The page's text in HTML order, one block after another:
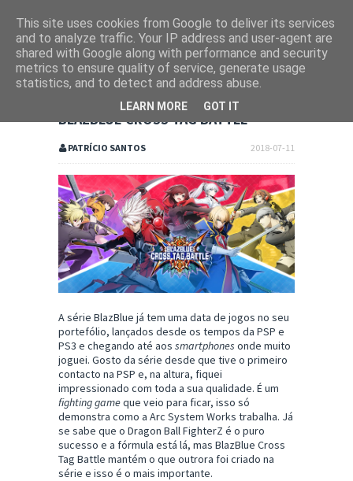
BLAZBLUE CROSS TAG BATTLE
2018-07-11
PATRÍCIO SANTOS
A série BlazBlue já tem uma data de jogos no seu
portefólio, lançados desde os tempos da PSP e
PS3 e chegando até aos smartphones onde muito
joguei. Gosto da série desde que tive o primeiro
contacto na PSP e, na altura, fiquei
impressionado com toda a sua qualidade. É um
fighting gameque veio para ficar, isso só
demonstra como a Arc System Works trabalha. Já
se sabe que o Dragon Ball FighterZ é o puro
sucesso e a fórmula está lá, mas BlazBlue Cross
Tag Battle mantém o que outrora foi criado na
série e isso é o mais importante.
This site uses cookies from Google to deliver its services
and to analyze traffic. Your IP address and user-agent are
shared with Google along with performance and security
metrics to ensure quality of service, generate usage
statistics, and to detect and address abuse.
LEARN MORE GOT IT